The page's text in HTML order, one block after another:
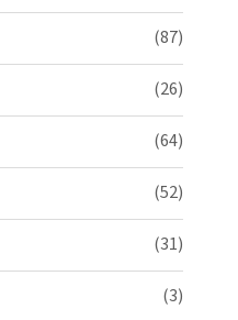
(87)
(26)
(64)
(52)
(31)
(3)